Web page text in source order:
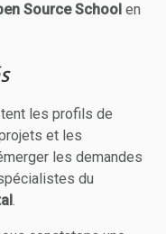
Source School en
les profils de
et les
les demandes
du
.